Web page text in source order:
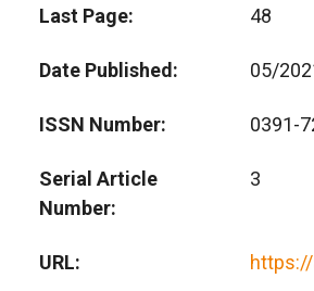
Last Page 48
Date Published 05/
ISSN Number 0391-
Serial Article
Number
3
URL